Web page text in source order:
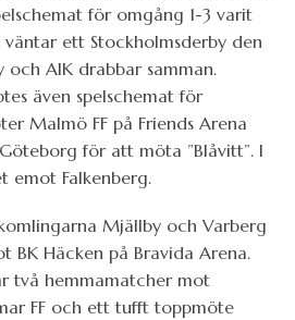
för omgång 1-3 varit
ett Stockholmsderby den
och AIK drabbar samman.
även spelschemat för
Malmö FF på Friends Arena
för att möta ”Blåvitt”. I
emot Falkenberg.
Mjällby och Varberg
BK Häcken på Bravida Arena.
två hemmamatcher mot
FF och ett tufft toppmöte